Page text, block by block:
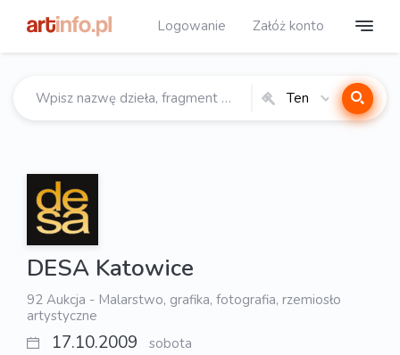
Logowanie Załóż konto
Ten
DESA Katowice
92 Aukcja - Malarstwo, grafika, fotografia, rzemiosło
artystyczne
17.10.2009 sobota